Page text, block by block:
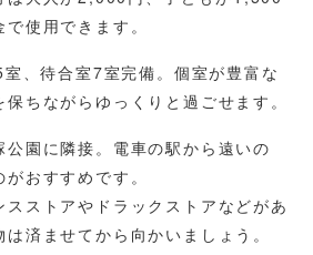
使用できます。
、待合室7室完備。個室が豊富な
ちながらゆっくりと過ごせます。
園に隣接。電車の駅から遠いの
おすすめです。
スストアやドラックストアなどがあ
済ませてから向かいましょう。